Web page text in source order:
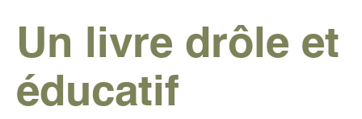
Un livre drôle et
éducatif